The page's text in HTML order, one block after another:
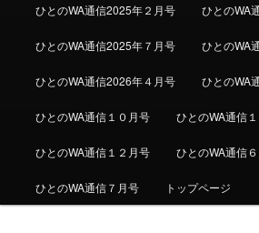
ひとのWA通信2025年２月号 ひとのWA
ひとのWA通信2025年７月号 ひとのWA
ひとのWA通信2026年４月号 ひとのWA
ひとのWA通信１０月号 ひとのWA通信
ひとのWA通信１２月号 ひとのWA通信
ひとのWA通信７月号 トップページ